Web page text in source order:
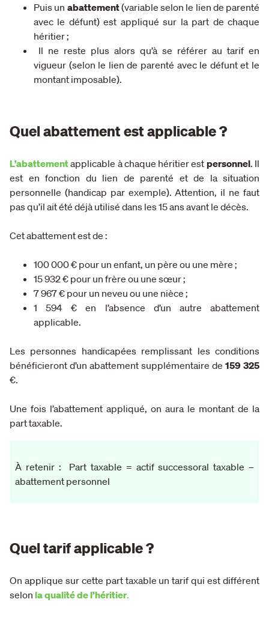
Puis un abattement(variable selon le lien de parenté
avec le défunt) est appliqué sur la part de chaque
héritier ;
Il ne reste plus alors qu’à se référer au tarif en
vigueur (selon le lien de parenté avec le défunt et le
montant imposable).
Quel abattement est applicable ?
L’abattementapplicable à chaque héritier est personnel. Il
est en fonction du lien de parenté et de la situation
personnelle (handicap par exemple). Attention, il ne faut
pas qu’il ait été déjà utilisé dans les 15 ans avant le décès.
Cet abattement est de :
100 000 € pour un enfant, un père ou une mère ;
15 932 € pour un frère ou une sœur ;
7 967 € pour un neveu ou une nièce ;
1 594 € en l’absence d’un autre abattement
applicable.
Les personnes handicapées remplissant les conditions
bénéficieront d’un abattement supplémentaire de 159 325
€.
Une fois l’abattement appliqué, on aura le montant de la
part taxable.
À retenir : Part taxable = actif successoral taxable –
abattement personnel
Quel tarif applicable ?
On applique sur cette part taxable un tarif qui est différent
selon la qualité de l’héritier.